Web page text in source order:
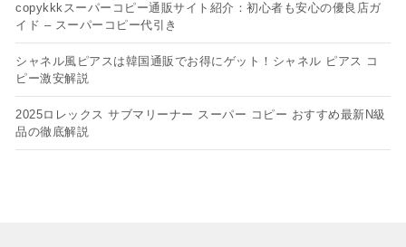
copykkkスーパーコピー通販サイト紹介：初心者も安心の優良店ガ
イド – スーパーコピー代引き
シャネル風ピアスは韓国通販でお得にゲット！シャネル ピアス コ
ピー​激安解説
2025ロレックス サブマリーナー スーパー コピー おすすめ最新N級
品の徹底解説